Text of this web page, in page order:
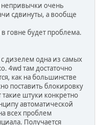
непривычки очень
сдвинуты, а вообще
говне будет проблема.
дизелем одна из самых
4wd там достаточно
как на большинстве
поставить блокировку
такие штуки конкретно
автоматической
всех проблем
Получается